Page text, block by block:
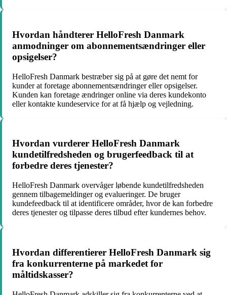
Hvordan håndterer HelloFresh Danmark
anmodninger om abonnementsændringer eller
opsigelser?
HelloFresh Danmark bestræber sig på at gøre det nemt for
kunder at foretage abonnementsændringer eller opsigelser.
Kunden kan foretage ændringer online via deres kundekonto
eller kontakte kundeservice for at få hjælp og vejledning.
Hvordan vurderer HelloFresh Danmark
kundetilfredsheden og brugerfeedback til at
forbedre deres tjenester?
HelloFresh Danmark overvåger løbende kundetilfredsheden
gennem tilbagemeldinger og evalueringer. De bruger
kundefeedback til at identificere områder, hvor de kan forbedre
deres tjenester og tilpasse deres tilbud efter kundernes behov.
Hvordan differentierer HelloFresh Danmark sig
fra konkurrenterne på markedet for
måltidskasser?